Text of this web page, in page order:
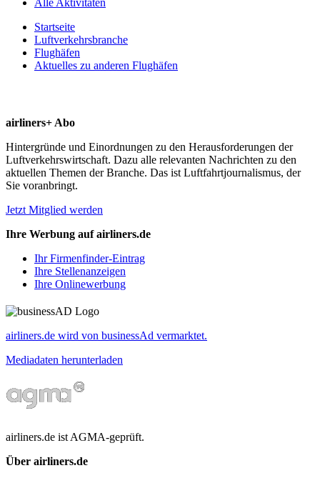
Startseite
Luftverkehrsbranche
Flughäfen
Aktuelles zu anderen Flughäfen
airliners+ Abo
Hintergründe und Einordnungen zu den Herausforderungen der
Luftverkehrswirtschaft. Dazu alle relevanten Nachrichten zu den
aktuellen Themen der Branche. Das ist Luftfahrtjournalismus, der
Sie voranbringt.
Jetzt Mitglied werden
Ihre Werbung auf airliners.de
Ihr Firmenfinder-Eintrag
Ihre Stellenanzeigen
Ihre Onlinewerbung
airliners.de wird von businessAd vermarktet.
Mediadaten herunterladen
airliners.de ist AGMA-geprüft.
Über airliners.de